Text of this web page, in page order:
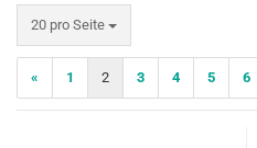
20 pro Seite
pro Seite
« 1 2 3 4 5 6